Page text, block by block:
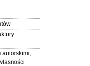
autorskimi,